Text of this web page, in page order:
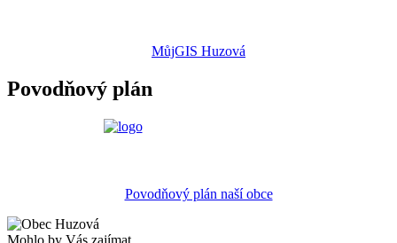
MůjGIS Huzová
Povodňový plán
Povodňový plán naší obce
Mohlo by Vás zajímat